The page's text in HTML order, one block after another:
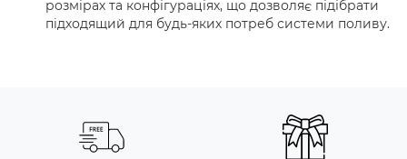
розмірах та конфігураціях, що дозволяє підібрати
підходящий для будь-яких потреб системи поливу.